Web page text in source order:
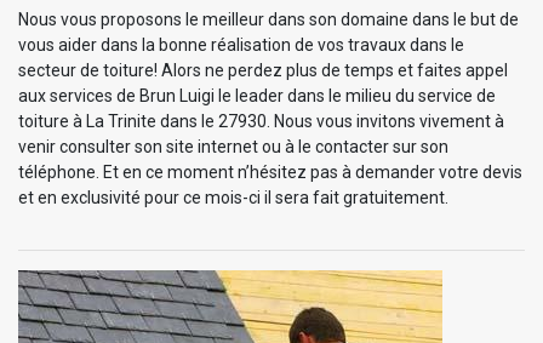
Nous vous proposons le meilleur dans son domaine dans le but de
vous aider dans la bonne réalisation de vos travaux dans le
secteur de toiture! Alors ne perdez plus de temps et faites appel
aux services de Brun Luigi le leader dans le milieu du service de
toiture à La Trinite dans le 27930. Nous vous invitons vivement à
venir consulter son site internet ou à le contacter sur son
téléphone. Et en ce moment n’hésitez pas à demander votre devis
et en exclusivité pour ce mois-ci il sera fait gratuitement.